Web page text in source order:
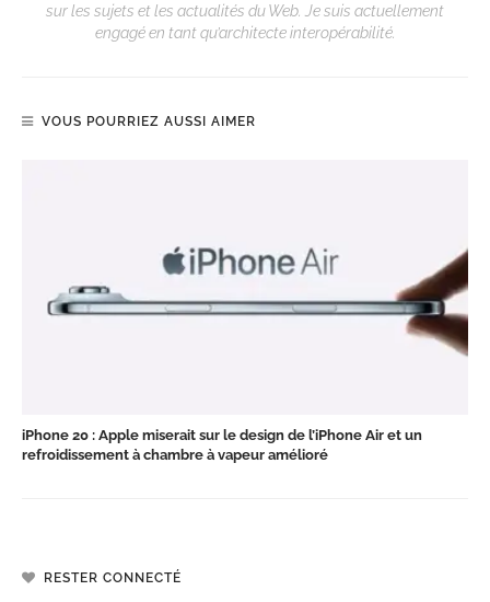
sur les sujets et les actualités du Web. Je suis actuellement
engagé en tant qu’architecte interopérabilité.
VOUS POURRIEZ AUSSI AIMER
iPhone 20 : Apple miserait sur le design de l’iPhone Air et un
refroidissement à chambre à vapeur amélioré
RESTER CONNECTÉ